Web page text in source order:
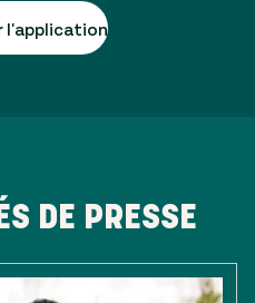
l'application
DE PRESSE